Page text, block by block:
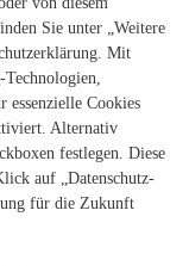
Sie unter „Weitere
Mit
essenzielle Cookies
Alternativ
festlegen. Diese
auf „Datenschutz-
für die Zukunft